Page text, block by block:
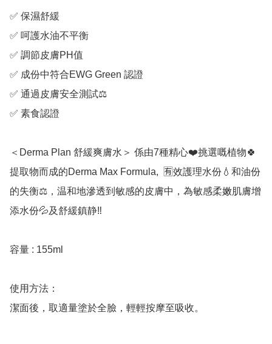
✅ 保濕舒緩
✅ 呵護水油不平衡
✅ 調節皮膚PH值
✅ 成份中符合EWG Green 認證
✅ 通過皮膚安全測試⚖️
✅ 素食認證
＜Derma Plan 舒緩爽膚水＞ 係由7種精心❤️挑選嘅植物🍀
提取物而成的Derma Max Formula,  🈶效護理水份💧和油份
的失衡⚖️，温和地滲透到敏感的皮膚中，為敏感柔嫩肌膚增
添水份💦及舒緩鎮静‼️
容量 : 155ml
使用方法：
潔面後，取適量塗於全臉，輕輕按摩至吸收。